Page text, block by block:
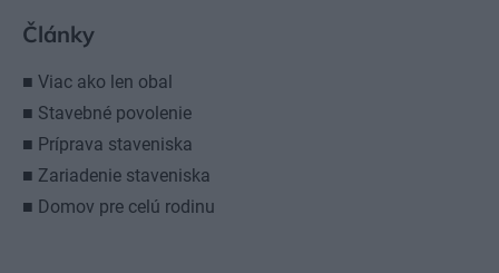
Články
■ Viac ako len obal
■ Stavebné povolenie
■ Príprava staveniska
■ Zariadenie staveniska
■ Domov pre celú rodinu